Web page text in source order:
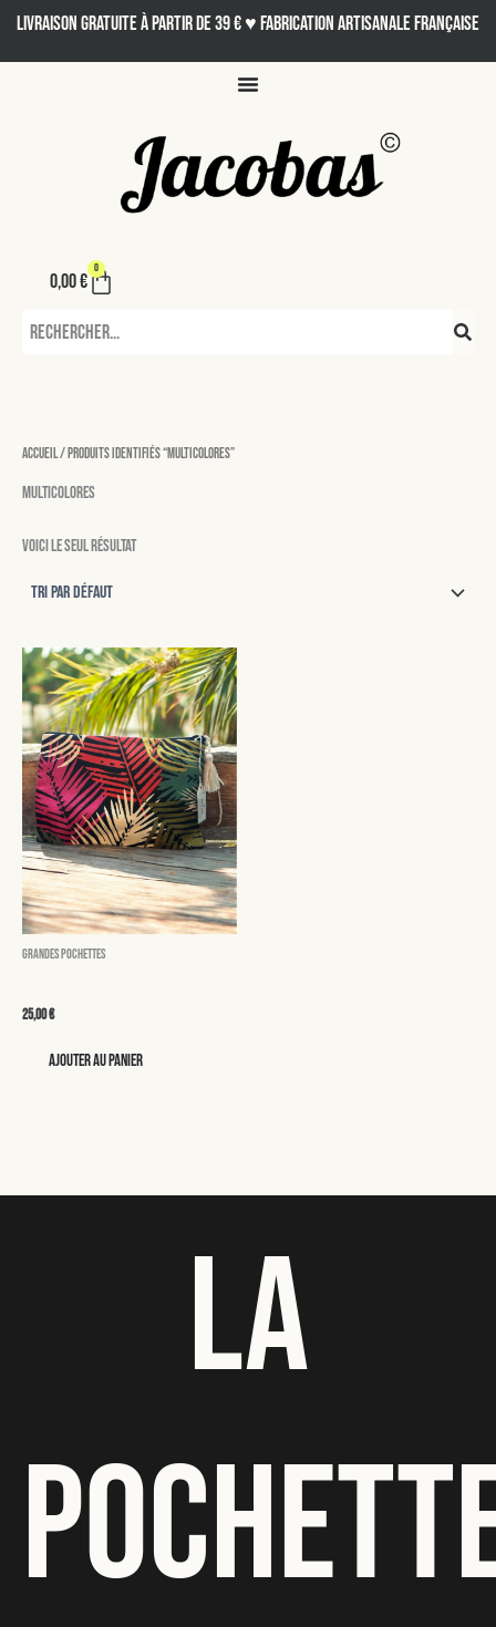
Aller
contenu
LIVRAISON GRATUITE À PARTIR DE 39 € ♥ Fabrication artisanale française
0,00€
0
Panier
Accueil/ Produits identifiés “multicolores”
multicolores
Voici le seul résultat
Grandes pochettes
25,00€
Ajouter au panier
LA